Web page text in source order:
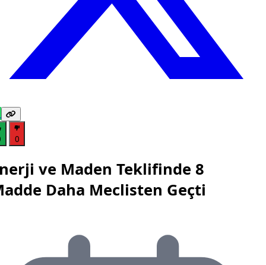
0
ve Maden Teklifinde 8
Daha Meclisten Geçti